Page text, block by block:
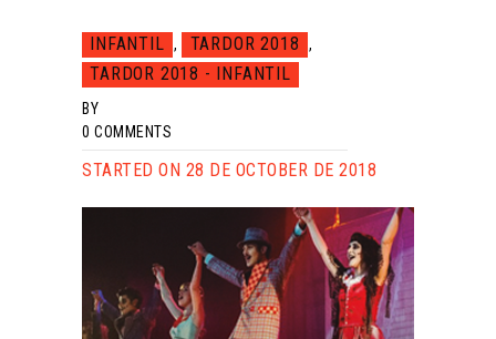
INFANTIL , TARDOR 2018 ,
TARDOR 2018 - INFANTIL
BY
0 COMMENTS
STARTED ON 28 DE OCTOBER DE 2018